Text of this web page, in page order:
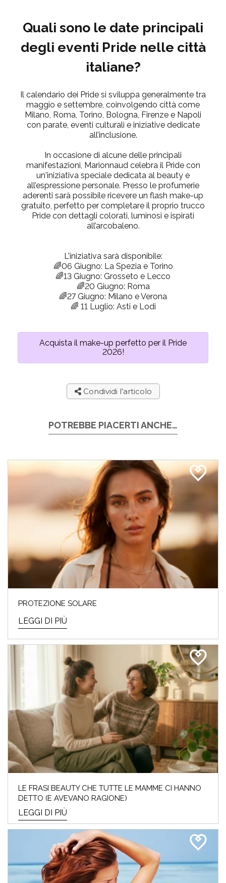
Quali sono le date principali
degli eventi Pride nelle città
italiane?
Il calendario dei Pride si sviluppa generalmente tra
maggio e settembre, coinvolgendo città come
Milano, Roma, Torino, Bologna, Firenze e Napoli
con parate, eventi culturali e iniziative dedicate
all’inclusione.
In occasione di alcune delle principali
manifestazioni, Marionnaud celebra il Pride con
un'iniziativa speciale dedicata al beauty e
all’espressione personale. Presso le profumerie
aderenti sarà possibile ricevere un flash make-up
gratuito, perfetto per completare il proprio trucco
Pride con dettagli colorati, luminosi e ispirati
all’arcobaleno.
L'iniziativa sarà disponibile:
🌈06 Giugno: La Spezia e Torino
🌈13 Giugno: Grosseto e Lecco
🌈20 Giugno: Roma
🌈27 Giugno: Milano e Verona
🌈 11 Luglio: Asti e Lodi
Acquista il make-up perfetto per il Pride
2026!
Condividi l’articolo
POTREBBE PIACERTI ANCHE…
PROTEZIONE SOLARE
LEGGI DI PIÙ
LE FRASI BEAUTY CHE TUTTE LE MAMME CI HANNO
DETTO (E AVEVANO RAGIONE)
LEGGI DI PIÙ